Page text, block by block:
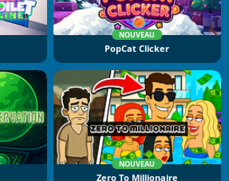
NOUVEAU
PopCat Clicker
NOUVEAU
Zero To Millionaire